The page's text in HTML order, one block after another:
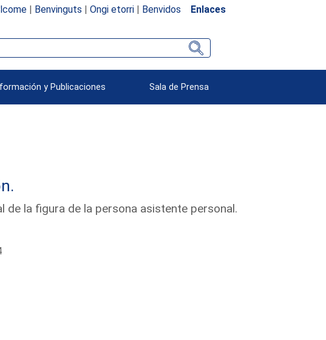
| Benvinguts | Ongi etorri| Benvidos Enlaces
y Publicaciones Sala de Prensa
de la figura de la persona asistente personal.